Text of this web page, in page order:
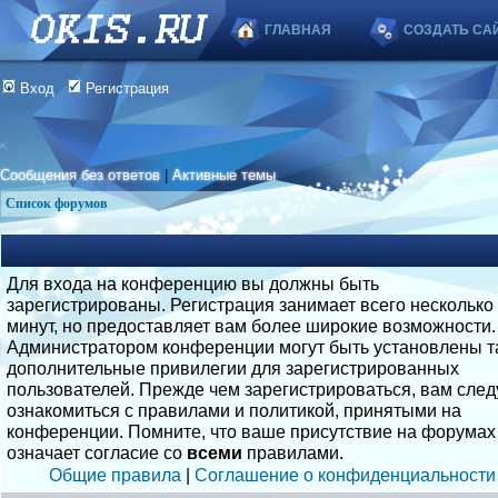
ГЛАВНАЯ СОЗДАТЬ
Вход Регистрация
Сообщения без ответов |Активные темы
Список форумов
Для входа на конференцию вы должны быть
зарегистрированы. Регистрация занимает всего несколько
минут, но предоставляет вам более широкие возможности.
Администратором конференции могут быть установлены
дополнительные привилегии для зарегистрированных
пользователей. Прежде чем зарегистрироваться, вам
ознакомиться с правилами и политикой, принятыми на
конференции. Помните, что ваше присутствие на форумах
означает согласие со всеми правилами.
Общие правила | Соглашение о конфиденциальности